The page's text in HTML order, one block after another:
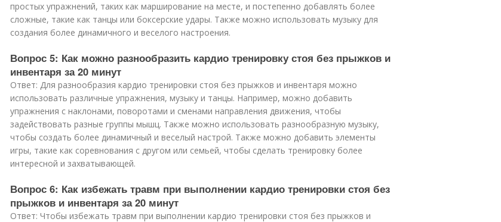
простых упражнений, таких как марширование на месте, и постепенно добавлять более
сложные, такие как танцы или боксерские удары. Также можно использовать музыку для
создания более динамичного и веселого настроения.
Вопрос 5: Как можно разнообразить кардио тренировку стоя без прыжков и
инвентаря за 20 минут
Ответ: Для разнообразия кардио тренировки стоя без прыжков и инвентаря можно
использовать различные упражнения, музыку и танцы. Например, можно добавить
упражнения с наклонами, поворотами и сменами направления движения, чтобы
задействовать разные группы мышц. Также можно использовать разнообразную музыку,
чтобы создать более динамичный и веселый настрой. Также можно добавить элементы
игры, такие как соревнования с другом или семьей, чтобы сделать тренировку более
интересной и захватывающей.
Вопрос 6: Как избежать травм при выполнении кардио тренировки стоя без
прыжков и инвентаря за 20 минут
Ответ: Чтобы избежать травм при выполнении кардио тренировки стоя без прыжков и